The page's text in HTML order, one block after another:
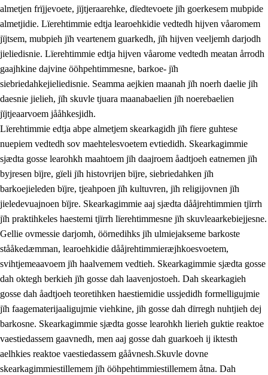
2. Lïeremen, evtiedimmien jïh skearkagimmien prinsihph
2.1 Sosijaale lïereme jïh evtiedimmie
2.2 Maahtoe faagine
2.3 Vihkeles tjiehpiesvoeth
2.4 Lïeredh lïeredh
almetjen frïjjevoete, jïjtjeraarehke, dïedtevoete jïh goerkesem mubpide
almetjidie. Lïerehtimmie edtja learoehkidie vedtedh hijven våaromem
jïjtsem, mubpieh jïh veartenem guarkedh, jïh hijven veeljemh darjodh
jieliedisnie. Lïerehtimmie edtja hijven våarome vedtedh meatan årrodh
gaajhkine dajvine ööhpehtimmesne, barkoe- jïh
siebriedahkejieliedisnie. Seamma aejkien maanah jïh noerh daelie jïh
daesnie jielieh, jïh skuvle tjuara maanabaelien jïh noerebaelien
jïjtjeaarvoem jååhkesjidh.
Lïerehtimmie edtja abpe almetjem skearkagidh jïh fïere guhtese
nuepiem vedtedh sov maehtelesvoetem evtiedidh. Skearkagimmie
sjædta gosse learohkh maahtoem jïh daajroem åadtjoeh eatnemen jïh
byjresen bïjre, gïeli jïh histovrijen bïjre, siebriedahken jïh
barkoejieleden bïjre, tjeahpoen jïh kultuvren, jïh religijovnen jïh
jieledevuajnoen bïjre. Skearkagimmie aaj sjædta dååjrehtimmien tjïrrh
jïh praktihkeles haestemi tjïrrh lïerehtimmesne jïh skuvleaarkebiejjesne.
Gellie ovmessie darjomh, öörnedihks jïh ulmiejakseme barkoste
stååkedæmman, learoehkidie dååjrehtimmieræjhkoesvoetem,
svihtjemeaavoem jïh haalvemem vedtieh. Skearkagimmie sjædta gosse
dah oktegh berkieh jïh gosse dah laavenjostoeh. Dah skearkagieh
gosse dah åadtjoeh teoretihken haestiemidie ussjedidh formelligujmie
jïh faagematerijaaligujmie viehkine, jïh gosse dah dïrregh nuhtjieh dej
barkosne. Skearkagimmie sjædta gosse learohkh lierieh guktie reaktoe
vaestiedassem gaavnedh, men aaj gosse dah guarkoeh ij iktesth
aelhkies reaktoe vaestiedassem gååvnesh.Skuvle dovne
skearkagimmiestillemem jïh ööhpehtimmiestillemem åtna. Dah